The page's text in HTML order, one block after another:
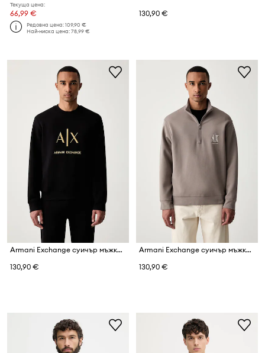
Текуща цена:
66,99 €
Редовна цена:109,90 €
Най-ниска цена:78,99 €
130,90 €
Armani Exchange суичър мъжки с памук
130,90 €
Armani Exchange суичър мъжки с памук
130,90 €